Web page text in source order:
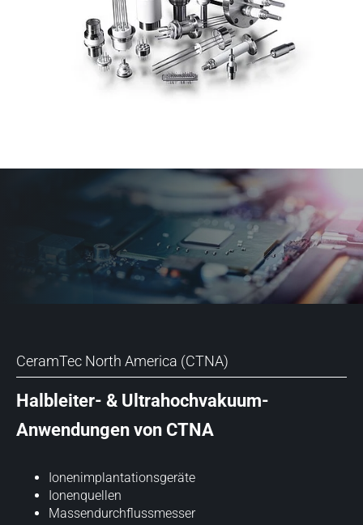
CeramTec North America (CTNA)
Halbleiter- & Ultrahochvakuum-
Anwendungen von CTNA
Ionenimplantationsgeräte
Ionenquellen
Massendurchflussmesser